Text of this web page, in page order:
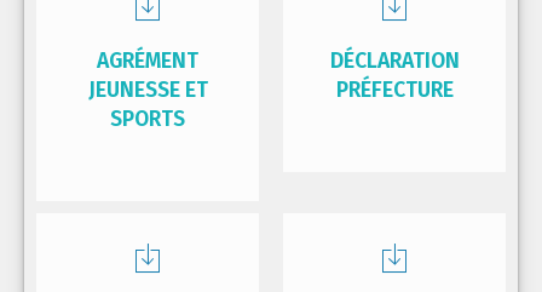
AGRÉMENT
JEUNESSE ET
SPORTS
DÉCLARATION
PRÉFECTURE